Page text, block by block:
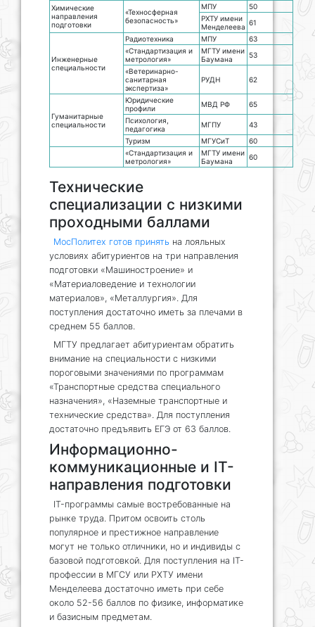
Химические
направления
подготовки
«Техносферная
безопасность»
МПУ
50
РХТУ имени
Менделеева 61
Инженерные
специальности
Радиотехника МПУ
63
«Стандартизация и
метрология»
МГТУ имени
Баумана
53
«Ветеринарно-
санитарная
экспертиза»
РУДН 62
Гуманитарные
специальности
Юридические
профили
МВД РФ
65
Психология,
педагогика
МГПУ
43
Туризм
МГУСиТ
60
«Стандартизация и
метрология»
МГТУ имени
Баумана
60
Технические
специализации с низкими
проходными баллами
МосПолитех готов принять на лояльных
условиях абитуриентов на три направления
подготовки «Машиностроение» и
«Материаловедение и технологии
материалов», «Металлургия». Для
поступления достаточно иметь за плечами в
среднем 55 баллов.
МГТУ предлагает абитуриентам обратить
внимание на специальности с низкими
пороговыми значениями по программам
«Транспортные средства специального
назначения», «Наземные транспортные и
технические средства». Для поступления
достаточно предъявить ЕГЭ от 63 баллов.
Информационно-
коммуникационные и IT-
направления подготовки
IT-программы самые востребованные на
рынке труда. Притом освоить столь
популярное и престижное направление
могут не только отличники, но и индивиды с
базовой подготовкой. Для поступления на IT-
профессии в МГСУ или РХТУ имени
Менделеева достаточно иметь при себе
около 52-56 баллов по физике, информатике
и базисным предметам.